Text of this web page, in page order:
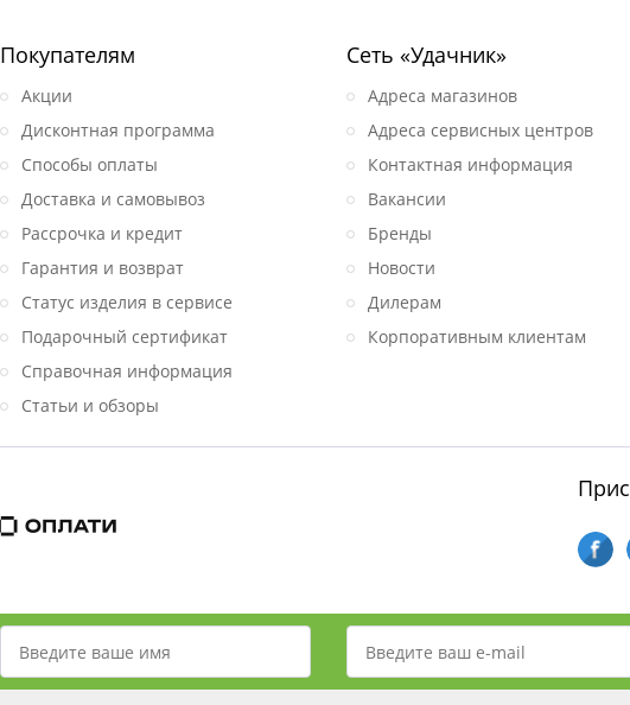
Покупателям
Акции
Дисконтная программа
Способы оплаты
Доставка и самовывоз
Рассрочка и кредит
Гарантия и возврат
Статус изделия в сервисе
Подарочный сертификат
Справочная информация
Статьи и обзоры
Сеть «Удачник»
Адреса магазинов
Адреса сервисных центров
Контактная информация
Вакансии
Бренды
Новости
Дилерам
Корпоративным клиентам